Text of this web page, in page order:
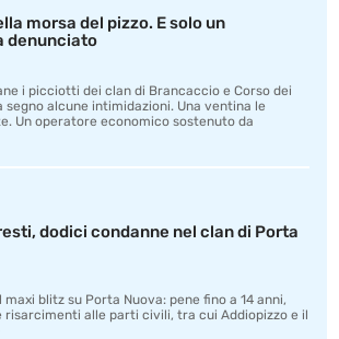
morsa del pizzo. E solo un
denunciato
i picciotti dei clan di Brancaccio e Corso dei
segno alcune intimidazioni. Una ventina le
Un operatore economico sostenuto da
dodici condanne nel clan di Porta
blitz su Porta Nuova: pene fino a 14 anni,
risarcimenti alle parti civili, tra cui Addiopizzo e il